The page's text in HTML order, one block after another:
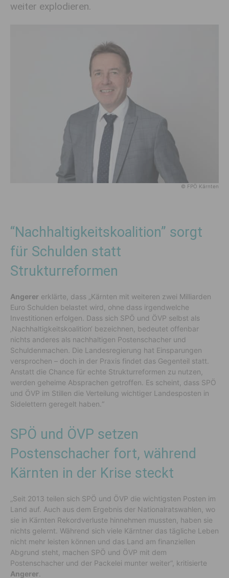
weiter explodieren.
© FPÖ Kärnten
“Nachhaltigkeitskoalition” sorgt
für Schulden statt
Strukturreformen
Angerer erklärte, dass „Kärnten mit weiteren zwei Milliarden
Euro Schulden belastet wird, ohne dass irgendwelche
Investitionen erfolgen. Dass sich SPÖ und ÖVP selbst als
‚Nachhaltigkeitskoalition‘ bezeichnen, bedeutet offenbar
nichts anderes als nachhaltigen Postenschacher und
Schuldenmachen. Die Landesregierung hat Einsparungen
versprochen – doch in der Praxis findet das Gegenteil statt.
Anstatt die Chance für echte Strukturreformen zu nutzen,
werden geheime Absprachen getroffen. Es scheint, dass SPÖ
und ÖVP im Stillen die Verteilung wichtiger Landesposten in
Sidelettern geregelt haben.“
SPÖ und ÖVP setzen
Postenschacher fort, während
Kärnten in der Krise steckt
„Seit 2013 teilen sich SPÖ und ÖVP die wichtigsten Posten im
Land auf. Auch aus dem Ergebnis der Nationalratswahlen, wo
sie in Kärnten Rekordverluste hinnehmen mussten, haben sie
nichts gelernt. Während sich viele Kärntner das tägliche Leben
nicht mehr leisten können und das Land am finanziellen
Abgrund steht, machen SPÖ und ÖVP mit dem
Postenschacher und der Packelei munter weiter“, kritisierte
Angerer